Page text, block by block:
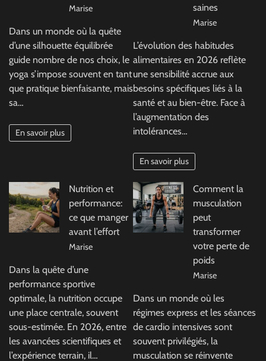
Marise
Dans un monde où la quête
d’une silhouette équilibrée
guide nombre de nos choix, le
yoga s’impose souvent en tant
que pratique bienfaisante, mais
sa…
En savoir plus
saines
Marise
L’évolution des habitudes
alimentaires en 2026 reflète
une sensibilité accrue aux
besoins spécifiques liés à la
santé et au bien-être. Face à
l’augmentation des
intolérances…
En savoir plus
Nutrition et
performance:
ce que manger
avant l’effort
Marise
Dans la quête d’une
performance sportive
optimale, la nutrition occupe
une place centrale, souvent
sous-estimée. En 2026, entre
les avancées scientifiques et
l’expérience terrain, il…
Comment la
musculation
peut
transformer
votre perte de
poids
Marise
Dans un monde où les
régimes express et les séances
de cardio intensives sont
souvent privilégiés, la
musculation se réinvente